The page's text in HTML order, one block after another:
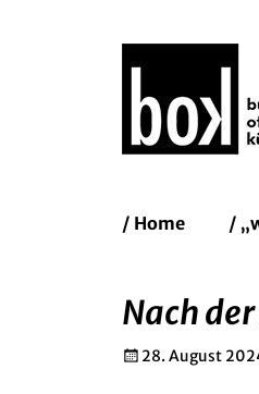
Erstes
Zum
Inhalt:
/ Home /
Nach
Gepostet
28. August